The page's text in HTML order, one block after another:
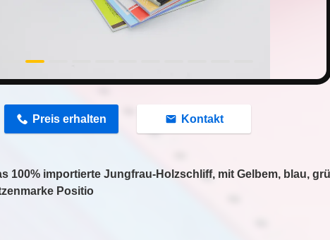
Preis erhalten Kontakt
100% importierte Jungfrau-Holzschliff, mit Gelbem, blau,
Positio